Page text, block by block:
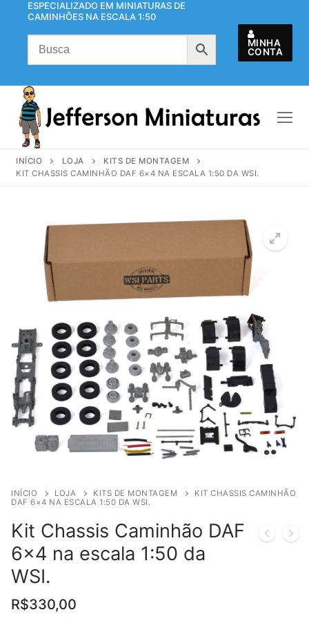
ESPECIALIZADO EM MINIATURAS DE
CAMINHÕES NA ESCALA 1:50
MINHA
CONTA
INÍCIO LOJA
KITS DE MONTAGEM
KIT CHASSIS CAMINHÃO DAF 6×4 NA ESCALA 1:50 DA WSI.
INÍCIO LOJA KITS DE MONTAGEM
KIT CHASSIS CAMINHÃO
DAF 6×4 NA ESCALA 1:50 DA WSI.
Kit Chassis Caminhão DAF
6×4 na escala 1:50 da
WSI.
R$330,00